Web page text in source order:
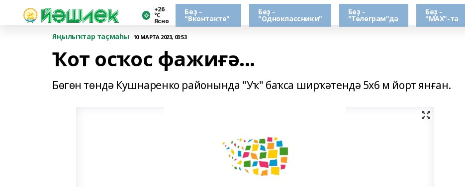
+26
°С
Ясно
Беҙ -
"Вконтакте"
Беҙ -
"Одноклассники"
Беҙ -
"Телеграм"да
Беҙ -
"МАХ"-та
Яңылыҡтар таҫмаһы
10 МАРТА 2023, 03:53
Ҡот осҡос фажиғә...
Бөгөн төндә Кушнаренко районында "Уҡ" баҡса ширҡәтендә 5х6 м йорт янған.